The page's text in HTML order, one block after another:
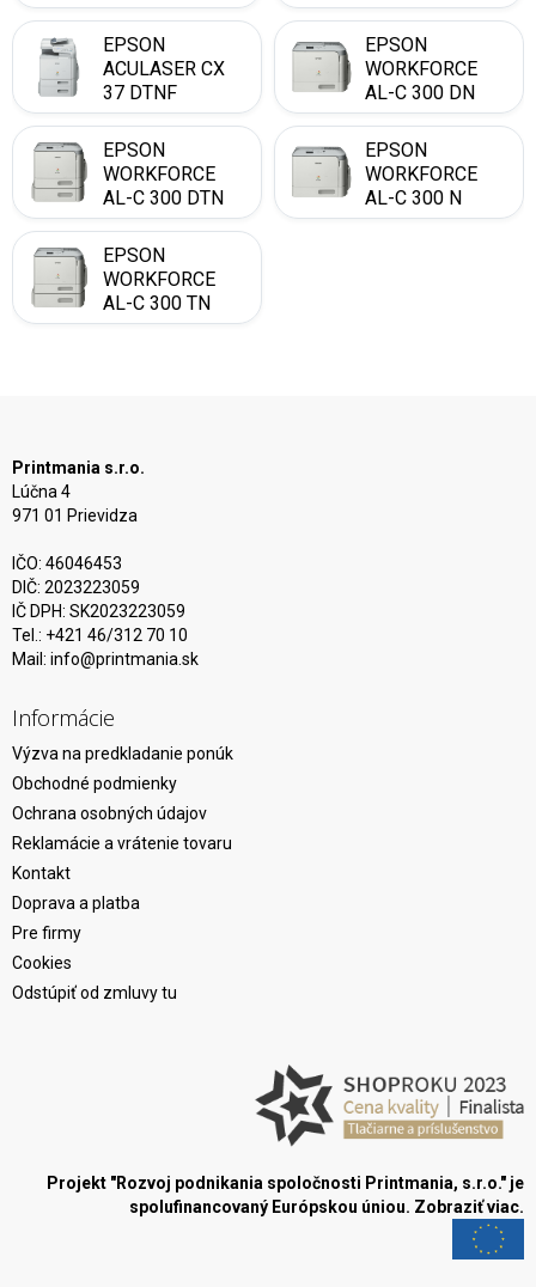
EPSON
ACULASER CX
37 DTNF
EPSON
WORKFORCE
AL-C 300 DN
EPSON
WORKFORCE
AL-C 300 DTN
EPSON
WORKFORCE
AL-C 300 N
EPSON
WORKFORCE
AL-C 300 TN
Printmania s.r.o.
Lúčna 4
971 01 Prievidza
IČO: 46046453
DIČ: 2023223059
IČ DPH: SK2023223059
Tel.: +421 46/312 70 10
Mail: info@printmania.sk
Informácie
Výzva na predkladanie ponúk
Obchodné podmienky
Ochrana osobných údajov
Reklamácie a vrátenie tovaru
Kontakt
Doprava a platba
Pre firmy
Cookies
Odstúpiť od zmluvy tu
Projekt "Rozvoj podnikania spoločnosti Printmania, s.r.o." je
spolufinancovaný Európskou úniou. Zobraziť viac.